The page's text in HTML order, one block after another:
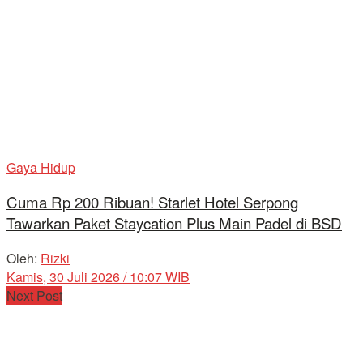
Gaya Hidup
Cuma Rp 200 Ribuan! Starlet Hotel Serpong
Tawarkan Paket Staycation Plus Main Padel di BSD
Oleh: Rizki
Kamis, 30 Juli 2026 / 10:07 WIB
Next Post